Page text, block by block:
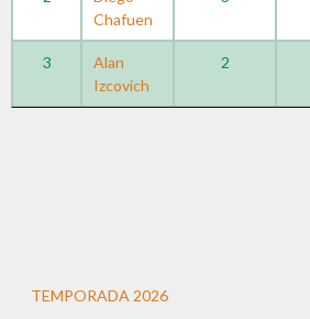
Chafuen
3
Alan
Izcovich
2
TEMPORADA 2026